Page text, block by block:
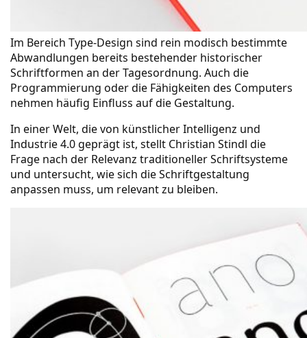
Im Bereich Type-Design sind rein modisch bestimmte
Abwandlungen bereits bestehender historischer
Schriftformen an der Tagesordnung. Auch die
Programmierung oder die Fähigkeiten des Computers
nehmen häufig Einfluss auf die Gestaltung.
In einer Welt, die von künstlicher Intelligenz und
Industrie 4.0 geprägt ist, stellt Christian Stindl die
Frage nach der Relevanz traditioneller Schriftsysteme
und untersucht, wie sich die Schriftgestaltung
anpassen muss, um relevant zu bleiben.